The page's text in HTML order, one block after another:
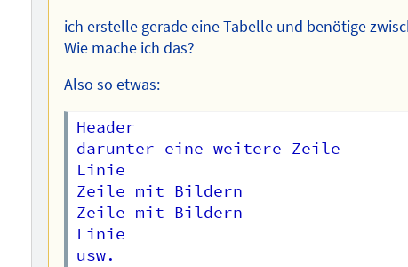
ich erstelle gerade eine Tabelle und benötige
Wie mache ich das?
Also so etwas:
Header
darunter eine weitere Zeile
Linie
Zeile mit Bildern
Zeile mit Bildern
Linie
usw.